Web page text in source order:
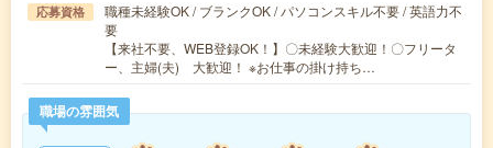
応募資格
職種未経験OK / ブランクOK / パソコンスキル不要 / 英語力不
要
【来社不要、WEB登録OK！】〇未経験大歓迎！〇フリータ
ー、主婦(夫) 大歓迎！ ※お仕事の掛け持ち…
職場の雰囲気